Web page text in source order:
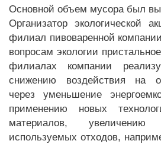
Основной объем мусора был
Организатор экологической
филиал пивоваренной
вопросам экологии
филиалах компании
снижению воздействия на
через уменьшение
применению новых
материалов,
используемых отходов,